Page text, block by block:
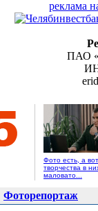
реклама
ПАО
Фото есть, а вот
творчества в
маловато...
Фоторепортаж